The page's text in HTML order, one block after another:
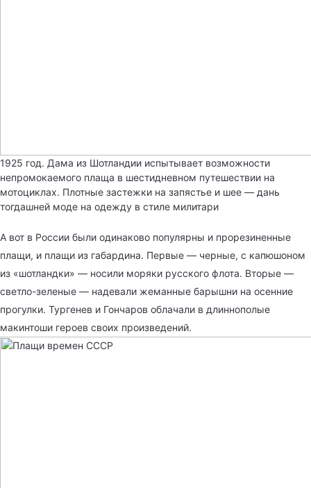
1925 год. Дама из Шотландии испытывает возможности
непромокаемого плаща в шестидневном путешествии на
мотоциклах. Плотные застежки на запястье и шее — дань
тогдашней моде на одежду в стиле милитари
А вот в России были одинаково популярны и прорезиненные
плащи, и плащи из габардина. Первые — черные, с капюшоном
из «шотландки» — носили моряки русского флота. Вторые —
светло-зеленые — надевали жеманные барышни на осенние
прогулки. Тургенев и Гончаров облачали в длиннополые
макинтоши героев своих произведений.